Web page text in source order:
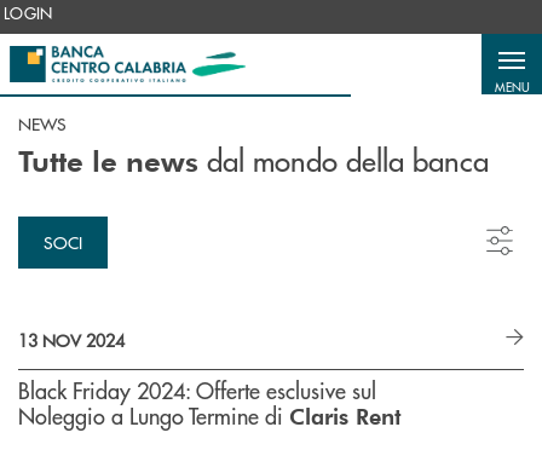
Salta al contenuto principale
LOGIN
MENU
NEWS
Tutte le news dal mondo della banca
SOCI
13 NOV 2024
Black Friday 2024: Offerte esclusive sul
Noleggio a Lungo Termine di Claris Rent